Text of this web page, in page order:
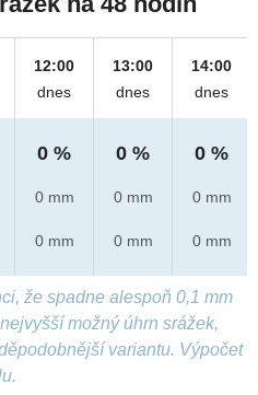
12:00
dnes
0 %
0 mm
0 mm
13:00
dnes
0 %
0 mm
0 mm
14:00
dnes
0 %
0 mm
0 mm
že spadne alespoň 0,1 mm
možný úhrn srážek,
variantu. Výpočet